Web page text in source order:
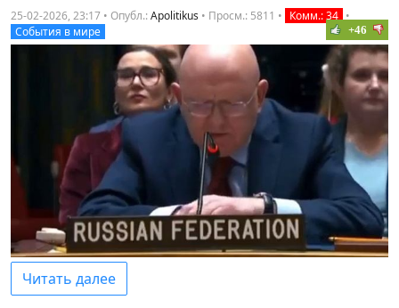
25-02-2026, 23:17 • Опубл.:Apolitikus • Просм.: 5811 • Комм.: 34 •
События в мире
+46
Читать далее